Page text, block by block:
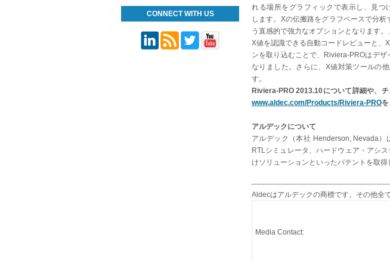
CONNECT WITH US
れる場所をグラフィックで表示し、見つ
します。Xの伝搬路をグラフベースで分析
う直感的で強力なオプションとなります。」
X値を認識できる自動コードレビューと、
ンを取り込むことで、Riviera-PROはデ
なりました。さらに、X値対策ツールの
す。
Riviera-PRO 2013.10について詳細や、
www.aldec.com/Products/Riviera-PRO
アルデックについて
アルデック（本社 Henderson, Nevada）
RTLシミュレータ、ハードウェア・アシ
けソリューションといったパテントを取
Aldecはアルデックの商標です。その他全
Media Contact: